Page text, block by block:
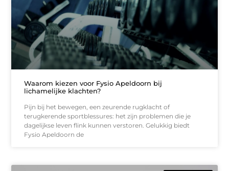
Waarom kiezen voor Fysio Apeldoorn bij
lichamelijke klachten?
Pijn bij het bewegen, een zeurende rugklacht of
terugkerende sportblessures: het zijn problemen die je
dagelijkse leven flink kunnen verstoren. Gelukkig biedt
Fysio Apeldoorn de